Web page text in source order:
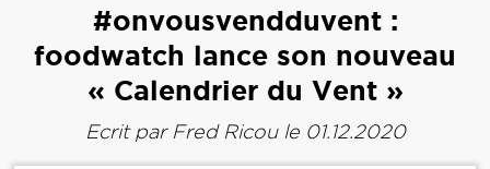
#onvousvendduvent :
foodwatch lance son nouveau
« Calendrier du Vent »
Ecrit par Fred Ricoule 01.12.2020